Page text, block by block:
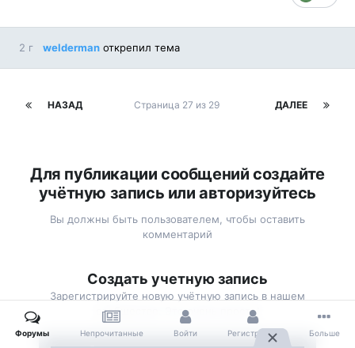
2 г welderman открепил тема
НАЗАД ДАЛЕЕ
Страница 27 из 29
Для публикации сообщений создайте
учётную запись или авторизуйтесь
Вы должны быть пользователем, чтобы оставить
комментарий
Создать учетную запись
Зарегистрируйте новую учётную запись в нашем
сообществе. Это очень просто!
Форумы Непрочитанные Войти Регистрация Больше